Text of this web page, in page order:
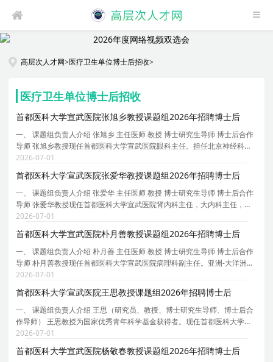
高层次人才网>医疗卫生单位博士后招收>
医疗卫生单位博士后招收
首都医科大学宣武医院张旭乡教授课题组2026年招聘博士后
一、 课题组负责人介绍 张旭乡 主任医师 教授 博士研究生导师 博士后合作
导师 张旭乡教授现任首都医科大学宣武医院眼科主任。担任北京神经科学
会视觉神经专委会主任委员、北京整合医学学会眼科分会副主任委员、北
京市医学会眼科分会常委、中国研究型医院学会
2026-07-01
首都医科大学宣武医院张爱华教授课题组2026年招聘博士后
一、 课题组负责人介绍 张爱华 主任医师 教授 博士研究生导师 博士后合作
导师 张爱华教授现任首都医科大学宣武医院肾内科主任，大内科主任，内
科教研室主任。中国医师协会肾脏内科医师分会委员，中国人体健康科技
促进会血液净化专委会主任委员，北京医学会血
2026-07-01
首都医科大学宣武医院朴月善教授课题组2026年招聘博士后
一、 课题组负责人介绍 朴月善 主任医师 教授 博士研究生导师 博士后合作
导师 朴月善教授现任首都医科大学宣武医院病理科副主任。亚洲-大洋洲神
经病理学会理事。中华医学会神经病学分会神经病理学组副组长，中华医
学会病理学分会脑神经病理学组指导专家，中
2026-07-01
首都医科大学宣武医院王思教授课题组2026年招聘博士后
一、 课题组负责人介绍 王思（研究员、教授、博士研究生导师、博士后合
作导师） 王思教授为国家优秀青年科学基金获得者。现任首都医科大学宣
武医院衰老转化医学中心执行主任，中国遗传学会衰老遗传学分会秘书长
等。 主要研究方向为衰老与再生医学。致力于利
2026-07-01
首都医科大学宣武医院杨敬春教授课题组2026年招聘博士后